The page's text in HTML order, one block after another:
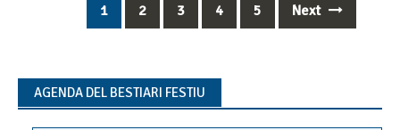
1 2 3 4 5 Next
AGENDA DEL BESTIARI FESTIU